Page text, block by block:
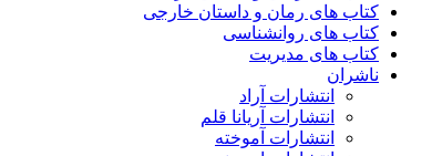
کتاب های رمان و داستان خارجی
کتاب های روانشناسی
کتاب های مدیریت
ناشران
انتشارات آراد
انتشارات آریانا قلم
انتشارات آموخته